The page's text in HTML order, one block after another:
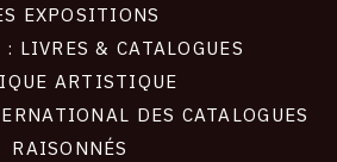
EXPOSITIONS
LIVRES & CATALOGUES
ARTISTIQUE
DES CATALOGUES
RAISONNÉS